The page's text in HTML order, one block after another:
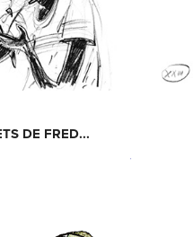
DE FRED...